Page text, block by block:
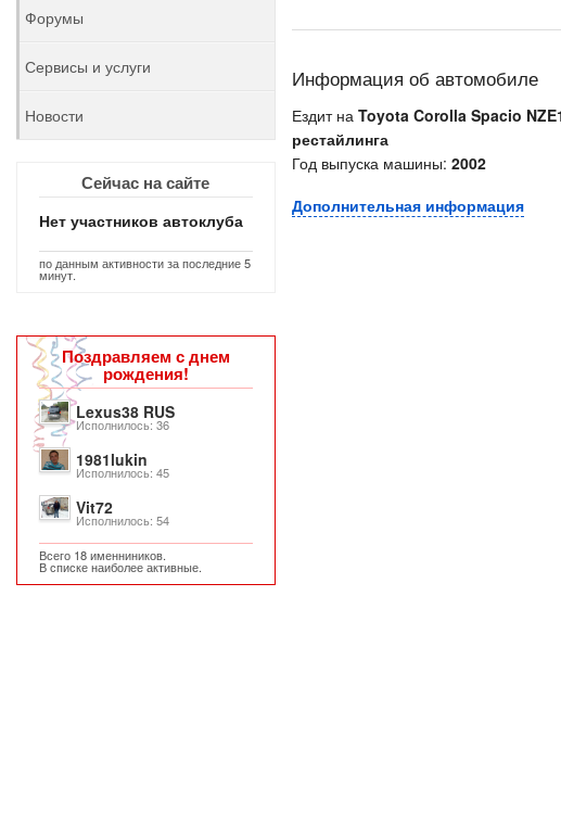
Информация об автомобиле
Ездит на Toyota Corolla Spacio
рестайлинга
Год выпуска машины: 2002
Дополнительная информация
Форумы
Сервисы и услуги
Новости
Сейчас на сайте
Нет участников автоклуба
по данным активности за последние 5
минут.
Поздравляем с днем
рождения!
Lexus38 RUS
Исполнилось: 36
1981lukin
Исполнилось: 45
Vit72
Исполнилось: 54
Всего 18 именниников.
В списке наиболее активные.